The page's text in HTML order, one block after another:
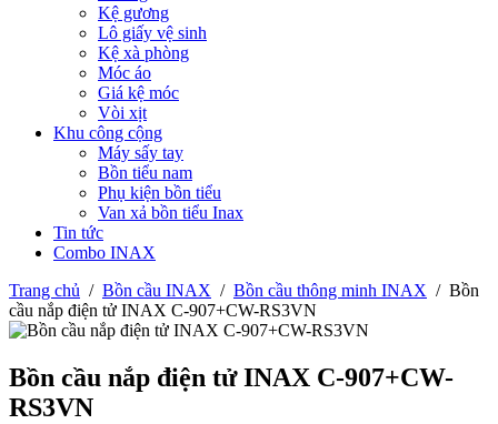
Kệ gương
Lô giấy vệ sinh
Kệ xà phòng
Móc áo
Giá kệ móc
Vòi xịt
Khu công cộng
Máy sấy tay
Bồn tiểu nam
Phụ kiện bồn tiểu
Van xả bồn tiểu Inax
Tin tức
Combo INAX
Trang chủ / Bồn cầu INAX / Bồn cầu thông minh INAX / Bồn
cầu nắp điện tử INAX C-907+CW-RS3VN
Bồn cầu nắp điện tử INAX C-907+CW-
RS3VN